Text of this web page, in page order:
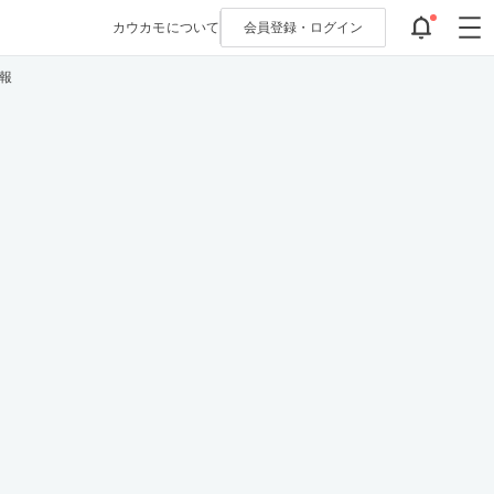
カウカモについて 会員登録・ ログイン